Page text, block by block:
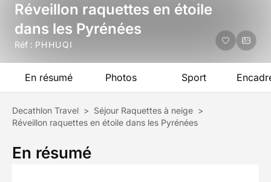
Réveillon raquettes en étoile
dans les Pyrénées
Réf : PHHUQI
En résumé Photos Sport
Decathlon Travel > Séjour Raquettes à neige >
Réveillon raquettes en étoile dans les Pyrénées
En résumé